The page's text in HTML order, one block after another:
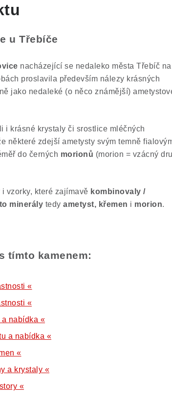
u Třebíče
nacházející se nedaleko města Třebíč na
proslavila především nálezy krásných
jako nedaleké (o něco známější)
i krásné krystaly či srostlice mléčných
některé zdejší ametysty svým temně
do černých morionů (morion = vzácný
vzorky, které zajímavě kombinovaly /
minerály tedy ametyst, křemen i morion.
tímto kamenem:
«
«
a nabídka «
a nabídka «
«
a krystaly «
«